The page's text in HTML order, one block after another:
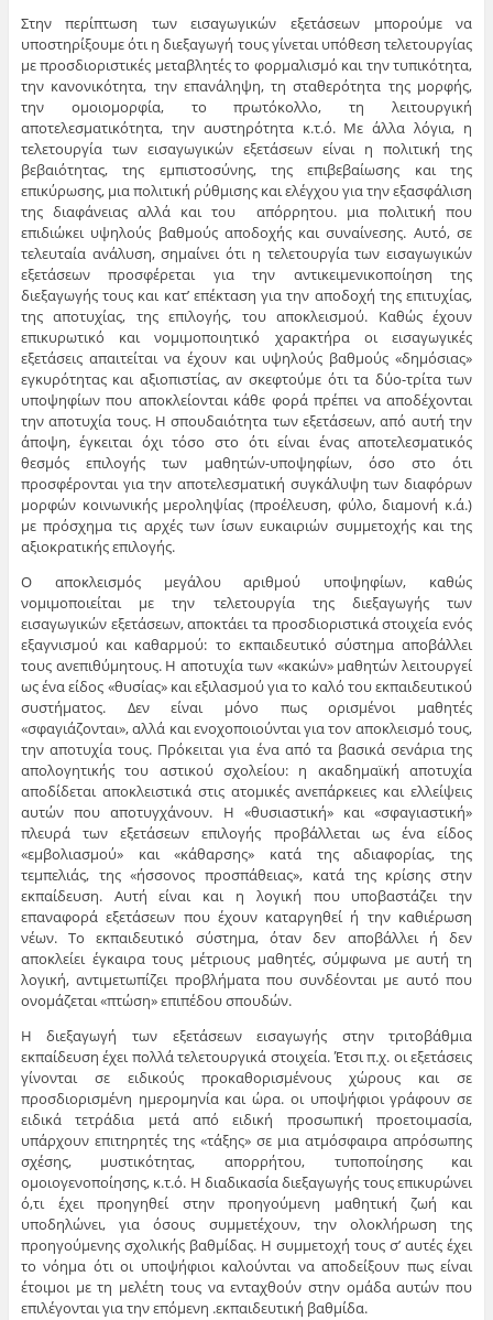
Στην περίπτωση των εισαγωγικών εξετάσεων μπορούμε να
υποστηρίξουμε ότι η διεξαγωγή τους γίνεται υπόθεση τελετουργίας
με προσδιοριστικές μεταβλητές το φορμαλισμό και την τυπικότητα,
την κανονικότητα, την επανάληψη, τη σταθερότητα της μορφής,
την ομοιομορφία, το πρωτόκολλο, τη λειτουργική
αποτελεσματικότητα, την αυστηρότητα κ.τ.ό. Με άλλα λόγια, η
τελετουργία των εισαγωγικών εξετάσεων είναι η πολιτική της
βεβαιότητας, της εμπιστοσύνης, της επιβεβαίωσης και της
επικύρωσης, μια πολιτική ρύθμισης και ελέγχου για την εξασφάλιση
της διαφάνειας αλλά και του απόρρητου. μια πολιτική που
επιδιώκει υψηλούς βαθμούς αποδοχής και συναίνεσης. Aυτό, σε
τελευταία ανάλυση, σημαίνει ότι η τελετουργία των εισαγωγικών
εξετάσεων προσφέρεται για την αντικειμενικοποίηση της
διεξαγωγής τους και κατ’ επέκταση για την αποδοχή της επιτυχίας,
της αποτυχίας, της επιλογής, του αποκλεισμού. Καθώς έχουν
επικυρωτικό και νομιμοποιητικό χαρακτήρα οι εισαγωγικές
εξετάσεις απαιτείται να έχουν και υψηλούς βαθμούς «δημόσιας»
εγκυρότητας και αξιοπιστίας, αν σκεφτούμε ότι τα δύο-τρίτα των
υποψηφίων που αποκλείονται κάθε φορά πρέπει να αποδέχονται
την αποτυχία τους. Η σπουδαιότητα των εξετάσεων, από αυτή την
άποψη, έγκειται όχι τόσο στο ότι είναι ένας αποτελεσματικός
θεσμός επιλογής των μαθητών-υποψηφίων, όσο στο ότι
προσφέρονται για την αποτελεσματική συγκάλυψη των διαφόρων
μορφών κοινωνικής μεροληψίας (προέλευση, φύλο, διαμονή κ.ά.)
με πρόσχημα τις αρχές των ίσων ευκαιριών συμμετοχής και της
αξιοκρατικής επιλογής.
Ο αποκλεισμός μεγάλου αριθμού υποψηφίων, καθώς
νομιμοποιείται με την τελετουργία της διεξαγωγής των
εισαγωγικών εξετάσεων, αποκτάει τα προσδιοριστικά στοιχεία ενός
εξαγνισμού και καθαρμού: το εκπαιδευτικό σύστημα αποβάλλει
τους ανεπιθύμητους. Η αποτυχία των «κακών» μαθητών λειτουργεί
ως ένα είδος «θυσίας» και εξιλασμού για το καλό του εκπαιδευτικού
συστήματος. Δεν είναι μόνο πως ορισμένοι μαθητές
«σφαγιάζονται», αλλά και ενοχοποιούνται για τον αποκλεισμό τους,
την αποτυχία τους. Πρόκειται για ένα από τα βασικά σενάρια της
απολογητικής του αστικού σχολείου: η ακαδημαϊκή αποτυχία
αποδίδεται αποκλειστικά στις ατομικές ανεπάρκειες και ελλείψεις
αυτών που αποτυγχάνουν. Η «θυσιαστική» και «σφαγιαστική»
πλευρά των εξετάσεων επιλογής προβάλλεται ως ένα είδος
«εμβολιασμού» και «κάθαρσης» κατά της αδιαφορίας, της
τεμπελιάς, της «ήσσονος προσπάθειας», κατά της κρίσης στην
εκπαίδευση. Αυτή είναι και η λογική που υποβαστάζει την
επαναφορά εξετάσεων που έχουν καταργηθεί ή την καθιέρωση
νέων. Το εκπαιδευτικό σύστημα, όταν δεν αποβάλλει ή δεν
αποκλείει έγκαιρα τους μέτριους μαθητές, σύμφωνα με αυτή τη
λογική, αντιμετωπίζει προβλήματα που συνδέονται με αυτό που
ονομάζεται «πτώση» επιπέδου σπουδών.
Η διεξαγωγή των εξετάσεων εισαγωγής στην τριτοβάθμια
εκπαίδευση έχει πολλά τελετουργικά στοιχεία. Έτσι π.χ. οι εξετάσεις
γίνονται σε ειδικούς προκαθορισμένους χώρους και σε
προσδιορισμένη ημερομηνία και ώρα. οι υποψήφιοι γράφουν σε
ειδικά τετράδια μετά από ειδική προσωπική προετοιμασία,
υπάρχουν επιτηρητές της «τάξης» σε μια ατμόσφαιρα απρόσωπης
σχέσης, μυστικότητας, απορρήτου, τυποποίησης και
ομοιογενοποίησης, κ.τ.ό. Η διαδικασία διεξαγωγής τους επικυρώνει
ό,τι έχει προηγηθεί στην προηγούμενη μαθητική ζωή και
υποδηλώνει, για όσους συμμετέχουν, την ολοκλήρωση της
προηγούμενης σχολικής βαθμίδας. Η συμμετοχή τους σ’ αυτές έχει
το νόημα ότι οι υποψήφιοι καλούνται να αποδείξουν πως είναι
έτοιμοι με τη μελέτη τους να ενταχθούν στην ομάδα αυτών που
επιλέγονται για την επόμενη .εκπαιδευτική βαθμίδα.